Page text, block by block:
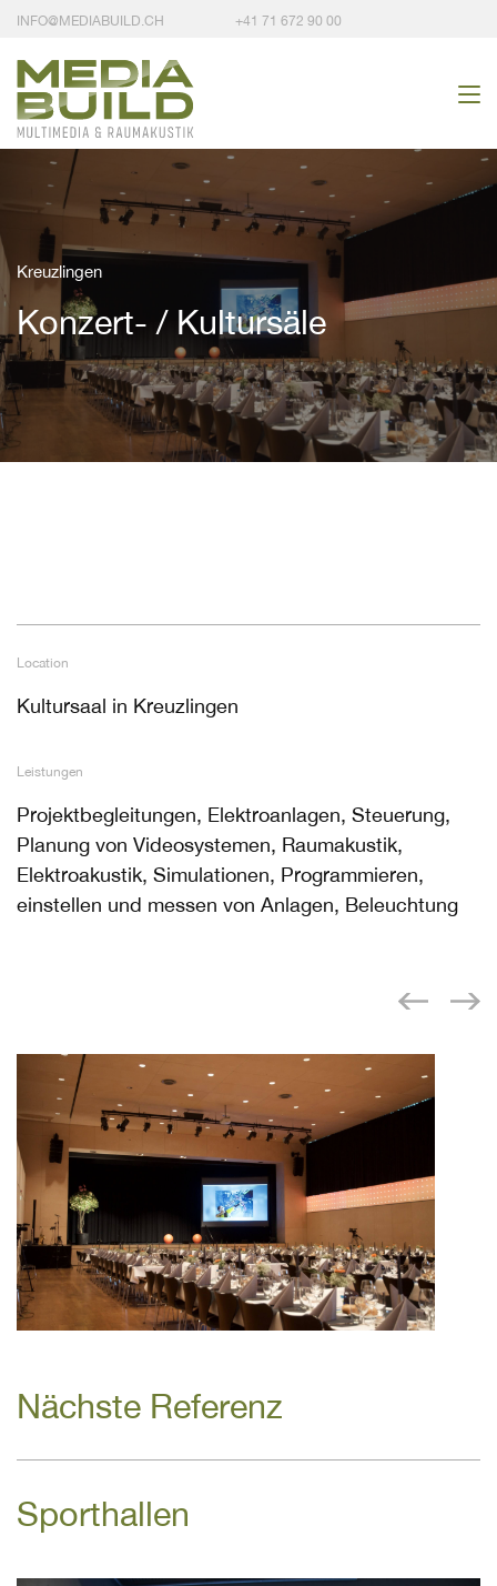
INFO@MEDIABUILD.CH +41 71 672 90 00
Kreuzlingen
Konzert- / Kultursäle
Location
Kultursaal in Kreuzlingen
Leistungen
Projektbegleitungen, Elektroanlagen, Steuerung,
Planung von Videosystemen, Raumakustik,
Elektroakustik, Simulationen, Programmieren,
einstellen und messen von Anlagen, Beleuchtung
Nächste Referenz
Sporthallen